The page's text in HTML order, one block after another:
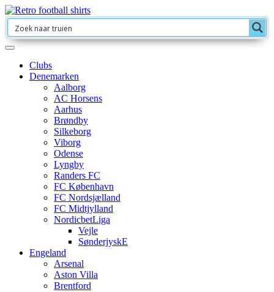
Clubs
Denemarken
Aalborg
AC Horsens
Aarhus
Brøndby
Silkeborg
Viborg
Odense
Lyngby
Randers FC
FC København
FC Nordsjælland
FC Midtjylland
NordicbetLiga
Vejle
SønderjyskE
Engeland
Arsenal
Aston Villa
Brentford